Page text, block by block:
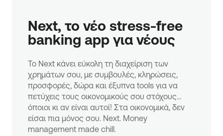
Next, το νέο stress-free
banking app για νέους
Το Next κάνει εύκολη τη διαχείριση των
χρημάτων σου, με συμβουλές, κληρώσεις,
προσφορές, δώρα και έξυπνα tools για να
πετύχεις τους οικονομικούς σου στόχους…
όποιοι κι αν είναι αυτοί! Στα οικονομικά, δεν
είσαι πια μόνος σου. Next. Money
management made chill.